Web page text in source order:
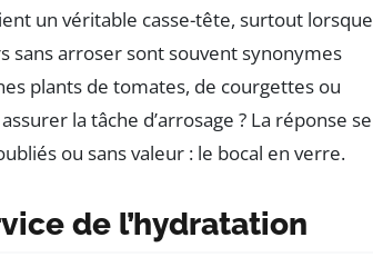
un véritable casse-tête, surtout lorsque
sans arroser sont souvent synonymes
plants de tomates, de courgettes ou
la tâche d’arrosage ? La réponse se
ou sans valeur : le bocal en verre.
de l’hydratation